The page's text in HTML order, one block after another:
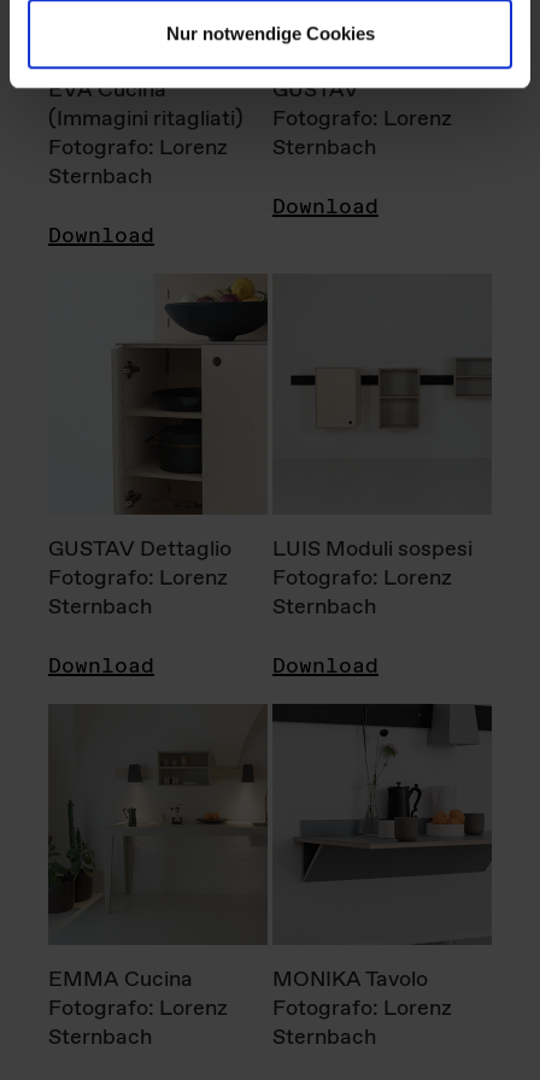
Nur notwendige Cookies
EVA Cucina
(Immagini ritagliati)
Fotografo: Lorenz
Sternbach
Download
GUSTAV
Fotografo: Lorenz
Sternbach
Download
GUSTAV Dettaglio
Fotografo: Lorenz
Sternbach
Download
LUIS Moduli sospesi
Fotografo: Lorenz
Sternbach
Download
EMMA Cucina
Fotografo: Lorenz
Sternbach
MONIKA Tavolo
Fotografo: Lorenz
Sternbach